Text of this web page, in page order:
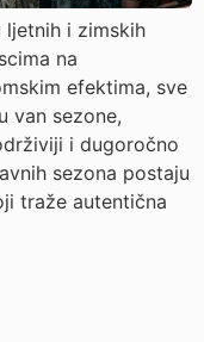
i zimskih
na
efektima, sve
van sezone,
i dugoročno
sezona postaju
traže autentična